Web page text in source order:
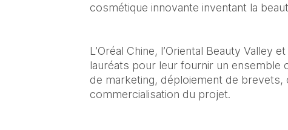
cosmétique innovante inventant la
L’Oréal Chine, l’Oriental Beauty
lauréats pour leur fournir un ensemble
de marketing, déploiement de brevets,
commercialisation du projet.